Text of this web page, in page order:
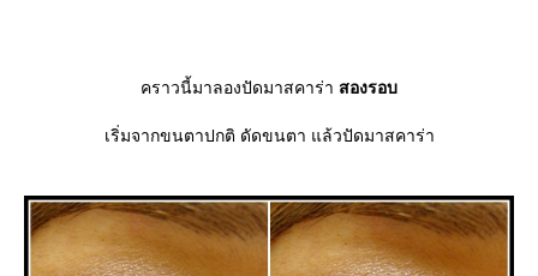
คราวนี้มาลองปัดมาสคาร่า สองรอบ
เริ่มจากขนตาปกติ ดัดขนตา แล้วปัดมาสคาร่า